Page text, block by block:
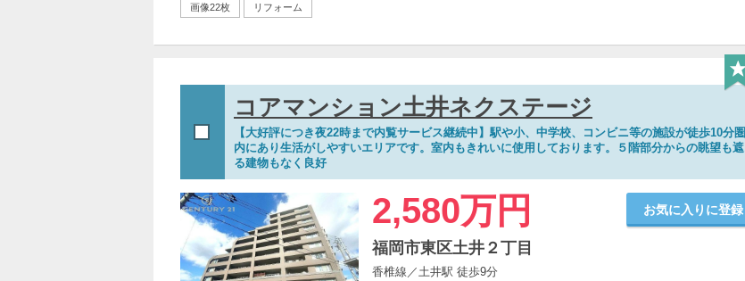
画像22枚 リフォーム
コアマンション土井ネクステージ
【大好評につき夜22時まで内覧サービス継続中】駅や小、中学校、コンビニ等の施設が徒歩10分圏
内にあり生活がしやすいエリアです。室内もきれいに使用しております。５階部分からの眺望も遮
る建物もなく良好
2,580万円 お気に入りに登録
福岡市東区土井２丁目
香椎線／土井駅 徒歩9分